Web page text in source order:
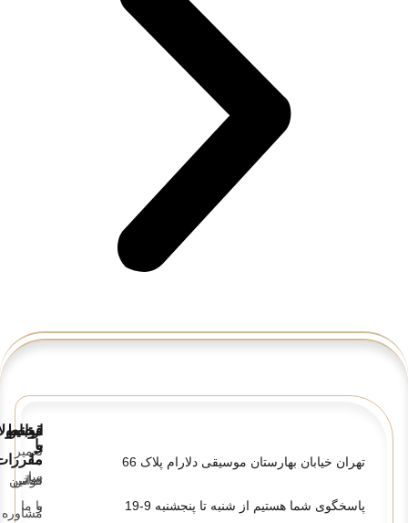
تهران خیابان بهارستان موسیقی دلارام پلاک 66
پاسخگوی شما هستیم از شنبه تا پنجشنبه 9-19
تعمیر
ساز
مشاوره
قوانین
و
قوانین
و
ارتباط
با
ما
تماس
با ما